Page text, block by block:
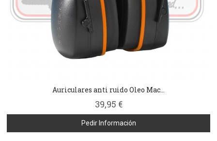
Auriculares anti ruido Oleo Mac...
39,95 €
Pedir Información